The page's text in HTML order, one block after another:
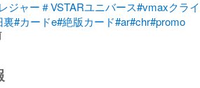
ジャー＃VSTARユニバース#vmaxクラ
裏#カードe#絶版カード#ar#chr#promo